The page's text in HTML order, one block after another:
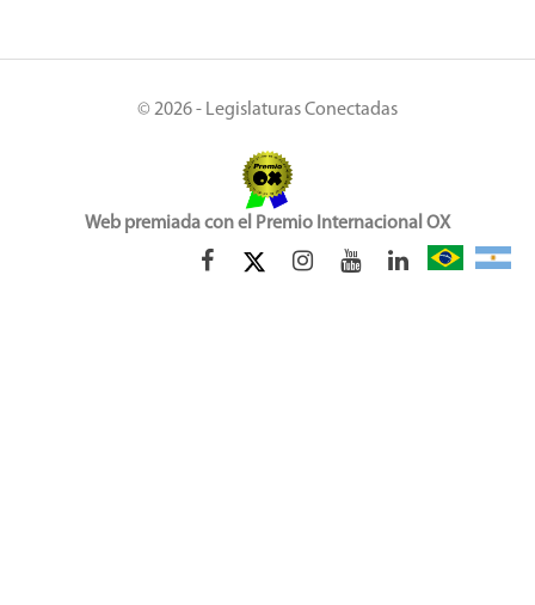
© 2026 - Legislaturas Conectadas
Web premiada con el Premio Internacional OX